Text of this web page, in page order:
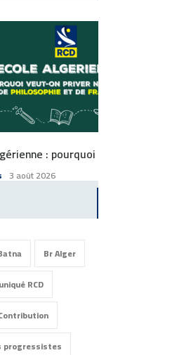
: pourquoi veut-on priver
3 août 2026
Br Alger
RCD
progressistes